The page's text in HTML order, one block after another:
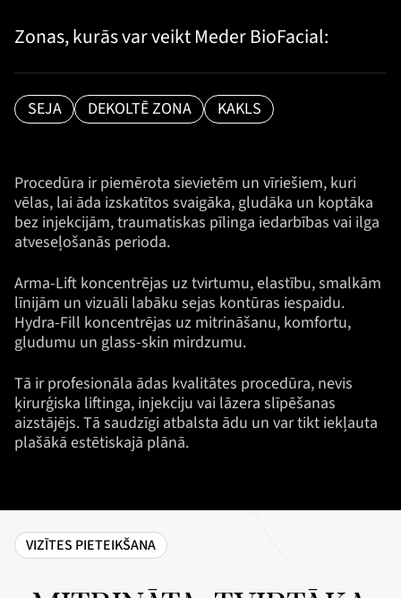
Zonas, kurās var veikt Meder BioFacial:
SEJA DEKOLTĒ ZONA KAKLS
Procedūra ir piemērota sievietēm un vīriešiem, kuri
vēlas, lai āda izskatītos svaigāka, gludāka un koptāka
bez injekcijām, traumatiskas pīlinga iedarbības vai ilga
atveseļošanās perioda.
Arma-Lift koncentrējas uz tvirtumu, elastību, smalkām
līnijām un vizuāli labāku sejas kontūras iespaidu.
Hydra-Fill koncentrējas uz mitrināšanu, komfortu,
gludumu un glass-skin mirdzumu.
Tā ir profesionāla ādas kvalitātes procedūra, nevis
ķirurģiska liftinga, injekciju vai lāzera slīpēšanas
aizstājējs. Tā saudzīgi atbalsta ādu un var tikt iekļauta
plašākā estētiskajā plānā.
VIZĪTES PIETEIKŠANA